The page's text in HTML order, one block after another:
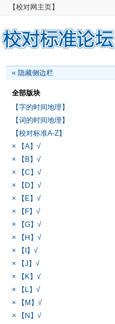
【校对网主页】
« 隐藏侧边栏
全部版块
【字的时间地理】
【词的时间地理】
【校对标准A-Z】
× 【A】√
× 【B】√
× 【C】√
× 【D】√
× 【E】√
× 【F】√
× 【G】√
× 【H】√
× 【I】√
× 【J】√
× 【K】√
× 【L】√
× 【M】√
× 【N】√